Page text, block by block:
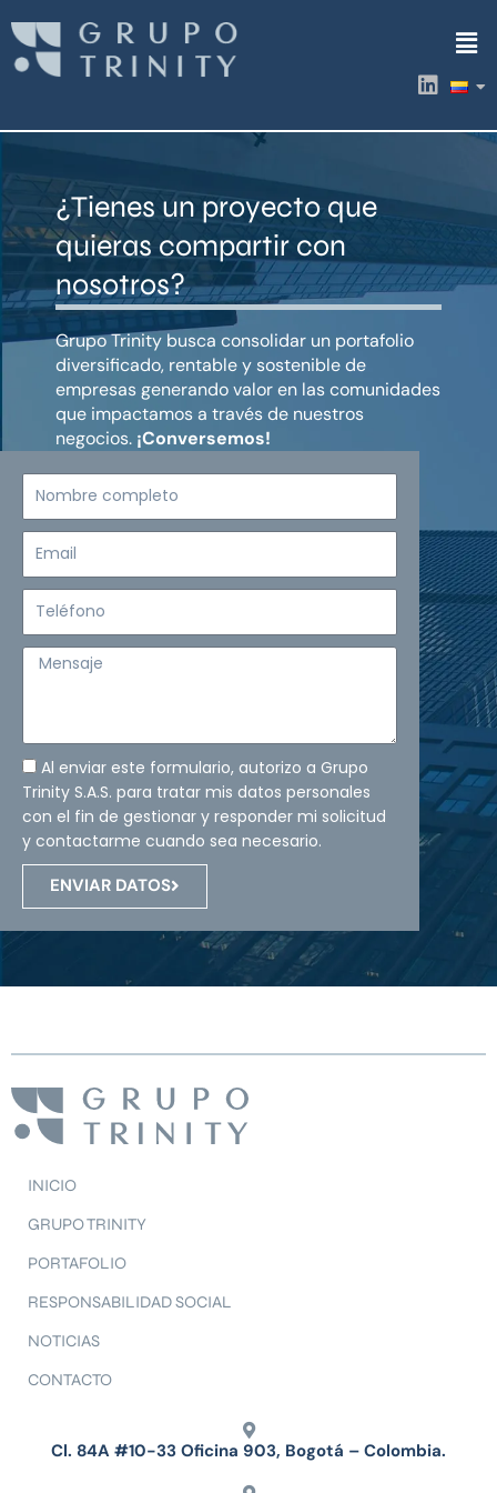
contenido
L
i
k
i
¿Tienes un proyecto que
quieras compartir con
nosotros?
Grupo Trinity busca consolidar un portafolio
diversificado, rentable y sostenible de
empresas generando valor en las comunidades
que impactamos a través de nuestros
negocios. ¡Conversemos!
Mensaje
Al enviar este formulario, autorizo a Grupo
Trinity S.A.S. para tratar mis datos personales
con el fin de gestionar y responder mi solicitud
y contactarme cuando sea necesario.
ENVIAR DATOS
INICIO
GRUPO TRINITY
PORTAFOLIO
RESPONSABILIDAD SOCIAL
NOTICIAS
CONTACTO
Cl. 84A #10-33 Oficina 903, Bogotá – Colombia.